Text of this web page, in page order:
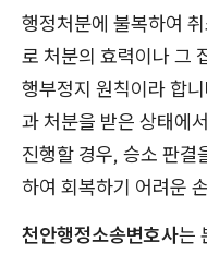
행정처분에 불복하여
로 처분의 효력이나 그
행부정지 원칙이라 합
과 처분을 받은 상태에
진행할 경우, 승소 판결
하여 회복하기 어려운
천안행정소송변호사는